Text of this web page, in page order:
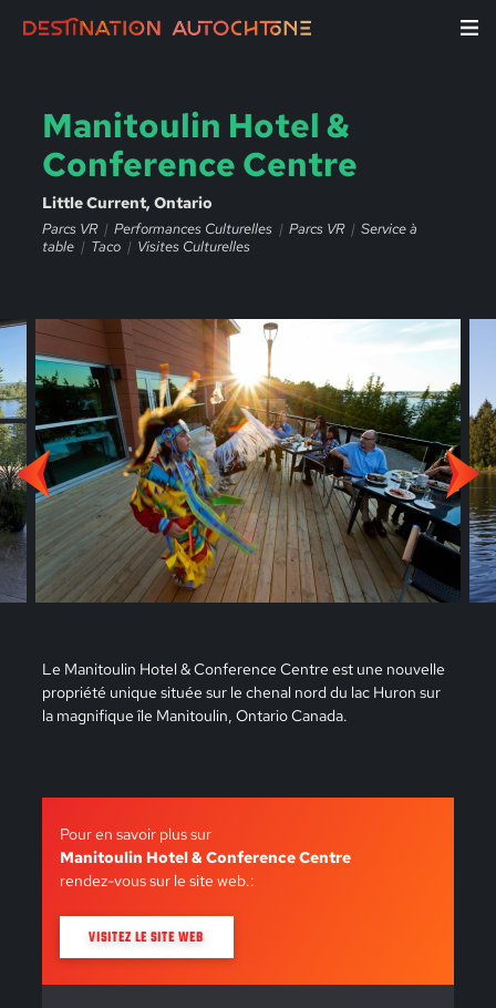
Manitoulin Hotel &
Conference Centre
Little Current, Ontario
Parcs VR Performances Culturelles Parcs VR
Service à
table
Taco Visites Culturelles
Le Manitoulin Hotel & Conference Centre est une nouvelle
propriété unique située sur le chenal nord du lac Huron sur
la magnifique île Manitoulin, Ontario Canada.
Pour en savoir plus sur
Manitoulin Hotel & Conference Centre
rendez-vous sur le site web.:
VISITEZ LE SITE WEB